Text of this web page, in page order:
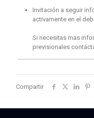
Invitación a seguir
activamente en el
Si necesitas mas
previsionales
Compartir